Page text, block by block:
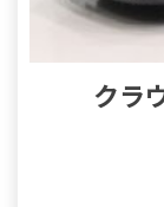
クラ